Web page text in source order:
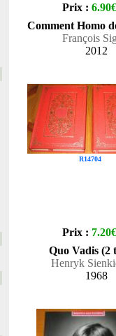
Prix : 6.90€
Comment Homo
François
2012
R14704
Prix : 7.20€
Quo Vadis (2
Henryk
1968